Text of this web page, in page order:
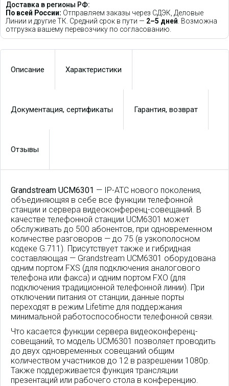
Доставка в регионы РФ:
По всей России: Отправляем заказы через СДЭК, Деловые
Линии и другие ТК. Средний срок в пути — 2–5 дней. Возможна
отгрузка вашему перевозчику по согласованию.
Описание Характеристики
Документация, сертификаты Гарантия, возврат
Отзывы
Grandstream UCM6301 — IP-АТС нового поколения,
объединяющяя в себе все функции телефонной
станции и сервера видеоконференц-совещаний. В
качестве телефонной станции UCM6301 может
обслуживать до 500 абонентов, при одновременном
количестве разговоров — до 75 (в узкополосном
кодеке G.711). Присутствует также и гибридная
составляющая — Grandstream UCM6301 оборудована
одним портом FXS (для подключения аналогового
телефона или факса) и одним портом FXO (для
подключения традиционной телефонной линии). При
отключении питания от станции, данные порты
переходят в режим Lifetime для поддержания
минимальной работоспособности телефонной связи.
Что касается функции сервера видеоконференц-
совещаний, то модель UCM6301 позволяет проводить
до двух одновременных совещаний общим
количеством участников до 12 в разрешении 1080p.
Также поддерживается функция трансляции
презентаций или рабочего стола в конференцию.